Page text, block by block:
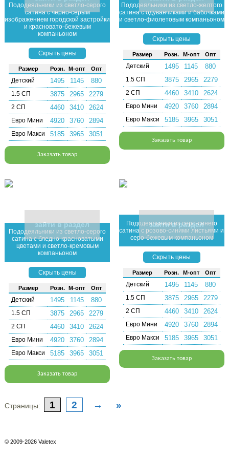
Пододеяльники из светло-серого
сатина с черно-серым
изображением городской застройки
и красновато-бежевым
компаньоном
Скрыть цены
Раз­мер Розн. М-опт Опт
Детский 1495 1145 880
1.5 СП 3875 2965 2279
2 СП 4460 3410 2624
Евро Мини 4920 3760 2894
Евро Макси 5185 3965 3051
Заказать товар
Пододеяльники из светло-желтого
сатина с одуванчиками и бабочками
и светло-фиолетовым компаньоном
Скрыть цены
Раз­мер Розн. М-опт Опт
Детский 1495 1145 880
1.5 СП 3875 2965 2279
2 СП 4460 3410 2624
Евро Мини 4920 3760 2894
Евро Макси 5185 3965 3051
Заказать товар
Пододеяльники из светло-серого
сатина с бледно-красноватыми
цветами и светло-кремовым
компаньоном
зайти в раздел
Скрыть цены
Раз­мер Розн. М-опт Опт
Детский 1495 1145 880
1.5 СП 3875 2965 2279
2 СП 4460 3410 2624
Евро Мини 4920 3760 2894
Евро Макси 5185 3965 3051
Заказать товар
Пододеяльники из серо-синего
сатина с розово-синими листьями и
серо-бежевым компаньоном
зайти в раздел
Скрыть цены
Раз­мер Розн. М-опт Опт
Детский 1495 1145 880
1.5 СП 3875 2965 2279
2 СП 4460 3410 2624
Евро Мини 4920 3760 2894
Евро Макси 5185 3965 3051
Заказать товар
Страницы: 1 2 → »
© 2009-2026 Valetex